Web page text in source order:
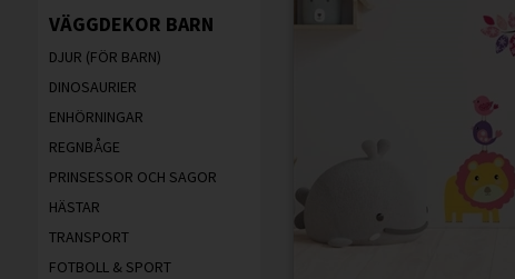
VÄGGDEKOR BARN
DJUR (FÖR BARN)
DINOSAURIER
ENHÖRNINGAR
REGNBÅGE
PRINSESSOR OCH SAGOR
HÄSTAR
TRANSPORT
FOTBOLL & SPORT